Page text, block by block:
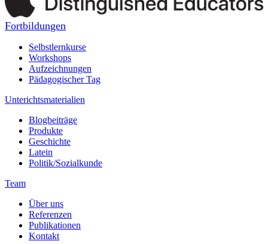
Fortbildungen
Selbstlernkurse
Workshops
Aufzeichnungen
Pädagogischer Tag
Unterichtsmaterialien
Blogbeiträge
Produkte
Geschichte
Latein
Politik/Sozialkunde
Team
Über uns
Referenzen
Publikationen
Kontakt